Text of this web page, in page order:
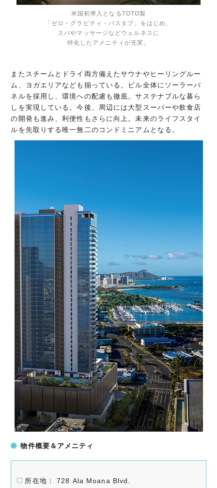
米国初導入となるTOTO製
「ゼロ・グラビティ・バスタブ」をはじめ、
スパやマッサージなどウェルネスに
特化したアメニティが充実。
またスチームとドライ両方備えたサウナやヒーリングルー
ム、ヨガエリアなども揃っている。ビル全体にソーラーパ
ネルを採用し、環境への配慮も徹底。サステナブルな暮ら
しを実現している。今後、周辺には大型スーパーや飲食店
の開発も進み、利便性もさらに向上。未来のライフスタイ
ルを先取りする唯一無二のコンドミニアムとなる。
物件概要＆アメニティ
所在地： 728 Ala Moana Blvd.